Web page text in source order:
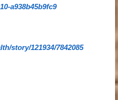
a938b45b9fc9
story/121934/7842085